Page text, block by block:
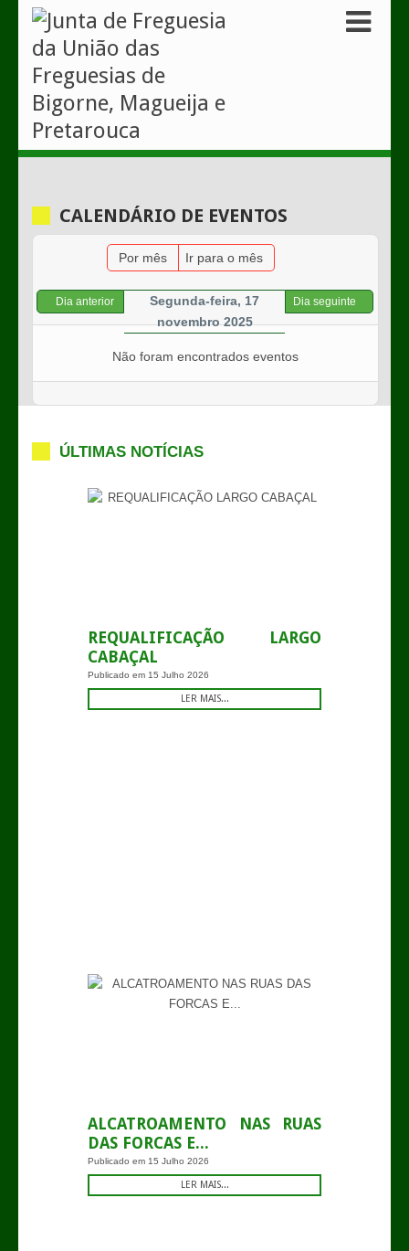
CALENDÁRIO DE EVENTOS
Por mês Ir para o mês
Dia anterior
Segunda-feira, 17
novembro 2025
Dia seguinte
Não foram encontrados eventos
ÚLTIMAS NOTÍCIAS
REQUALIFICAÇÃO LARGO
CABAÇAL
Publicado em 15 Julho 2026
LER MAIS...
ALCATROAMENTO NAS RUAS
DAS FORCAS E...
Publicado em 15 Julho 2026
LER MAIS...